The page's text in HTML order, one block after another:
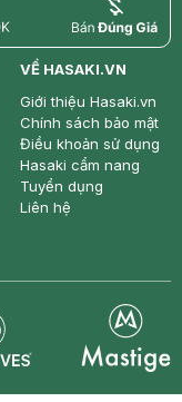
price
VỀ HASAKI.VN
Giới thiệu Hasaki.vn
Chính sách bảo mật
Điều khoản sử dụng
Hasaki cẩm nang
Tuyển dụng
Liên hệ